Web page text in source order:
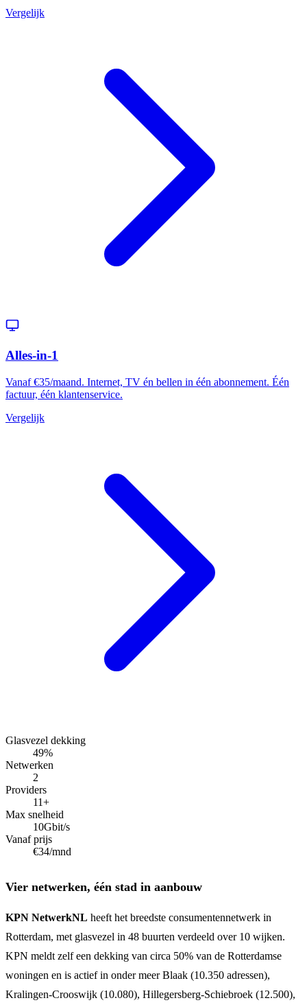
Vergelijk
Alles-in-1
Vanaf €35/maand. Internet, TV én bellen in één abonnement. Één
factuur, één klantenservice.
Vergelijk
Glasvezel dekking
49%
Netwerken
2
Providers
11+
Max snelheid
10Gbit/s
Vanaf prijs
€34/mnd
Vier netwerken, één stad in aanbouw
KPN NetwerkNL heeft het breedste consumentennetwerk in
Rotterdam, met glasvezel in 48 buurten verdeeld over 10 wijken.
KPN meldt zelf een dekking van circa 50% van de Rotterdamse
woningen en is actief in onder meer Blaak (10.350 adressen),
Kralingen-Crooswijk (10.080), Hillegersberg-Schiebroek (12.500),